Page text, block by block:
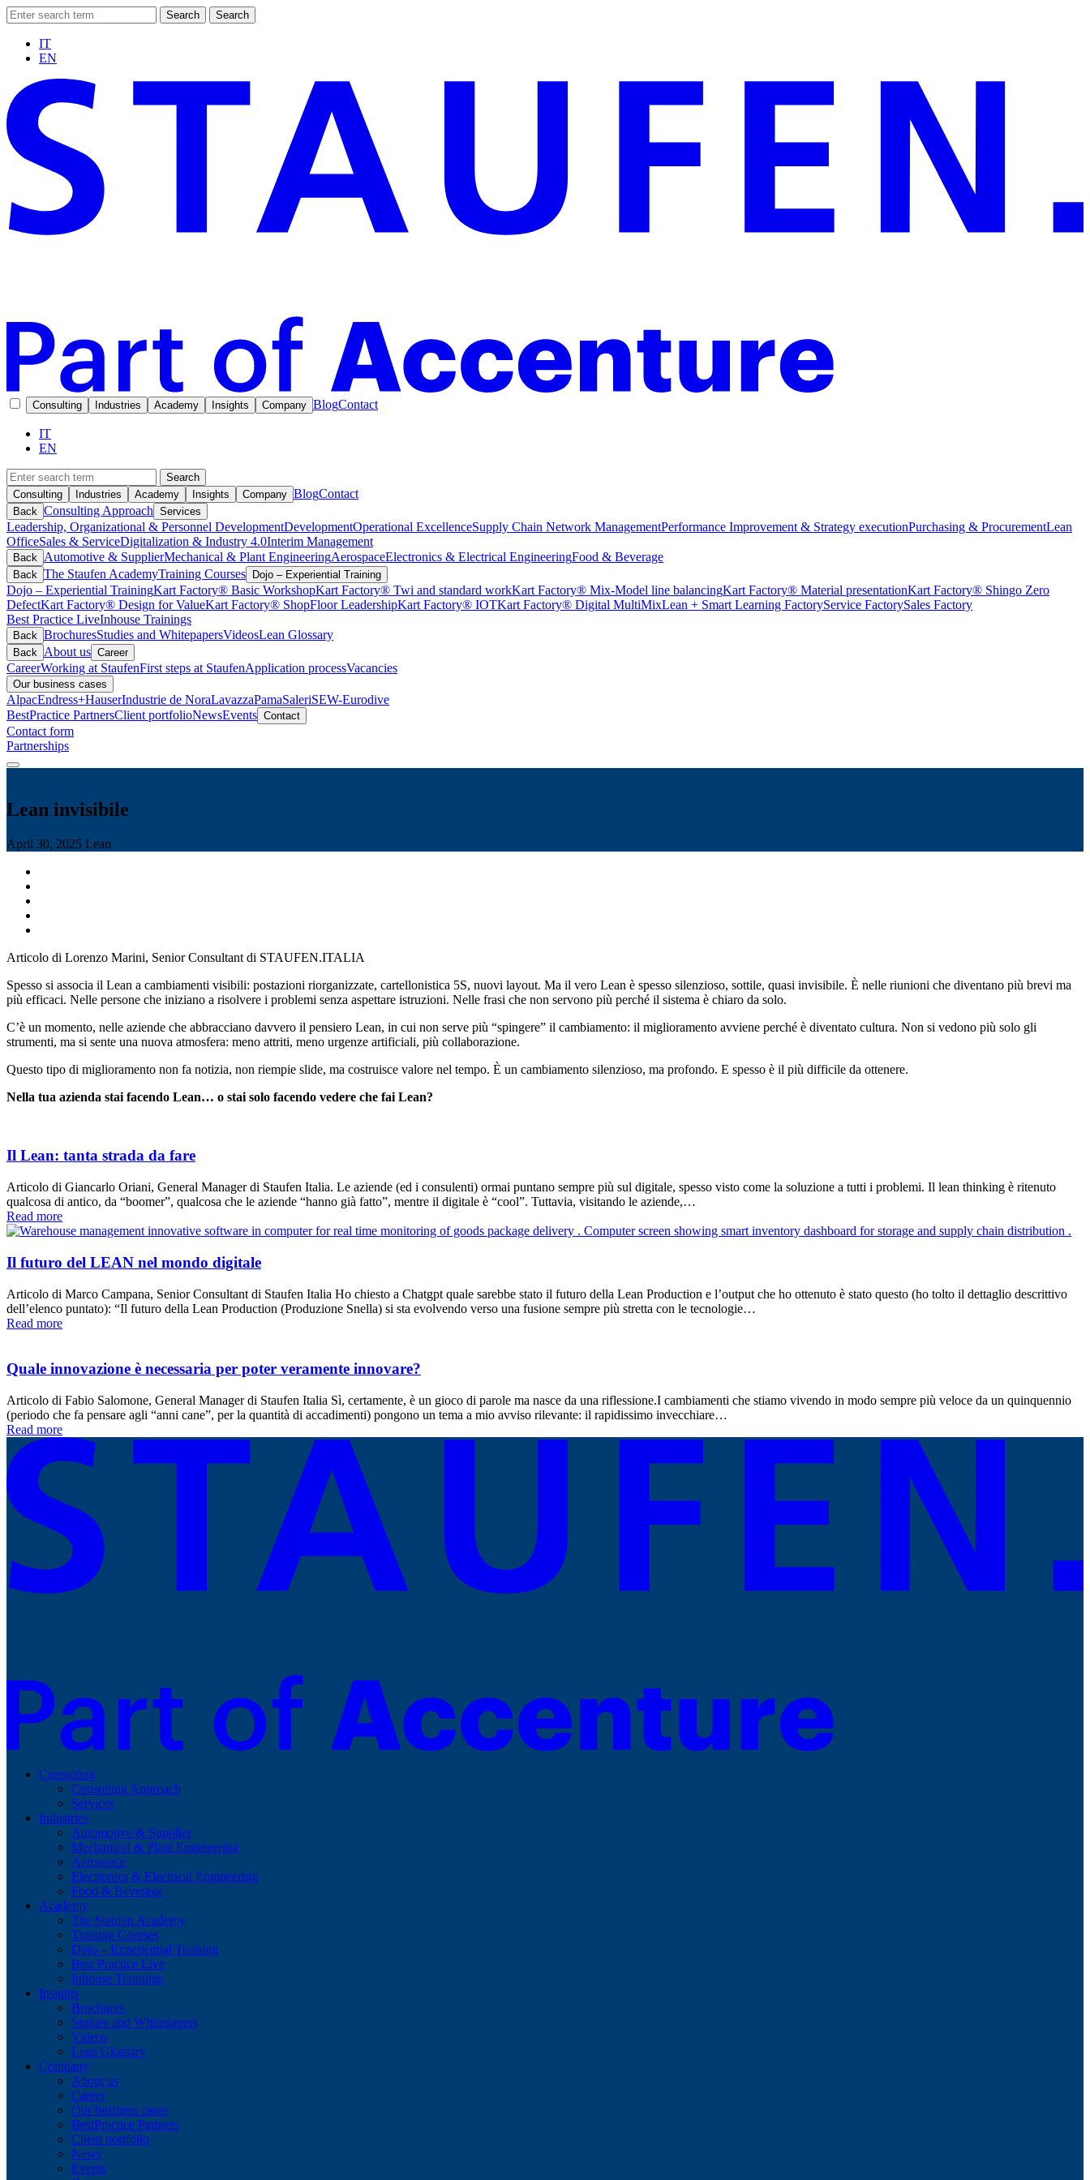
Search Search
IT
EN
Consulting Industries Academy Insights Company BlogContact
IT
EN
Search
Consulting
Industries Academy Insights Company BlogContact
Back Consulting Approach Services
Leadership, Organizational & Personnel DevelopmentDevelopmentOperational ExcellenceSupply Chain Network ManagementPerformance Improvement & Strategy executionPurchasing & ProcurementLean
OfficeSales & ServiceDigitalization & Industry 4.0Interim Management
Back Automotive & SupplierMechanical & Plant EngineeringAerospaceElectronics & Electrical EngineeringFood & Beverage
Back The Staufen AcademyTraining Courses Dojo – Experiential Training
Dojo – Experiential TrainingKart Factory® Basic WorkshopKart Factory® Twi and standard workKart Factory® Mix-Model line balancingKart Factory® Material presentationKart Factory® Shingo Zero
DefectKart Factory® Design for ValueKart Factory® ShopFloor LeadershipKart Factory® IOTKart Factory® Digital MultiMixLean + Smart Learning FactoryService FactorySales Factory
Best Practice LiveInhouse Trainings
Back BrochuresStudies and WhitepapersVideosLean Glossary
Back About us Career
CareerWorking at StaufenFirst steps at StaufenApplication processVacancies
Our business cases
AlpacEndress+HauserIndustrie de NoraLavazzaPamaSaleriSEW-Eurodive
BestPractice PartnersClient portfolioNewsEvents Contact
Contact form
Partnerships
Lean invisibile
April 30, 2025 Lean
Articolo di Lorenzo Marini, Senior Consultant di STAUFEN.ITALIA
Spesso si associa il Lean a cambiamenti visibili: postazioni riorganizzate, cartellonistica 5S, nuovi layout. Ma il vero Lean è spesso silenzioso, sottile, quasi invisibile. È nelle riunioni che diventano più brevi ma
più efficaci. Nelle persone che iniziano a risolvere i problemi senza aspettare istruzioni. Nelle frasi che non servono più perché il sistema è chiaro da solo.
C’è un momento, nelle aziende che abbracciano davvero il pensiero Lean, in cui non serve più “spingere” il cambiamento: il miglioramento avviene perché è diventato cultura. Non si vedono più solo gli
strumenti, ma si sente una nuova atmosfera: meno attriti, meno urgenze artificiali, più collaborazione.
Questo tipo di miglioramento non fa notizia, non riempie slide, ma costruisce valore nel tempo. È un cambiamento silenzioso, ma profondo. E spesso è il più difficile da ottenere.
Nella tua azienda stai facendo Lean… o stai solo facendo vedere che fai Lean?
Il Lean: tanta strada da fare
Articolo di Giancarlo Oriani, General Manager di Staufen Italia. Le aziende (ed i consulenti) ormai puntano sempre più sul digitale, spesso visto come la soluzione a tutti i problemi. Il lean thinking è ritenuto
qualcosa di antico, da “boomer”, qualcosa che le aziende “hanno già fatto”, mentre il digitale è “cool”. Tuttavia, visitando le aziende,…
Read more
Il futuro del LEAN nel mondo digitale
Articolo di Marco Campana, Senior Consultant di Staufen Italia Ho chiesto a Chatgpt quale sarebbe stato il futuro della Lean Production e l’output che ho ottenuto è stato questo (ho tolto il dettaglio descrittivo
dell’elenco puntato): “Il futuro della Lean Production (Produzione Snella) si sta evolvendo verso una fusione sempre più stretta con le tecnologie…
Read more
Quale innovazione è necessaria per poter veramente innovare?
Articolo di Fabio Salomone, General Manager di Staufen Italia Sì, certamente, è un gioco di parole ma nasce da una riflessione.I cambiamenti che stiamo vivendo in modo sempre più veloce da un quinquennio
(periodo che fa pensare agli “anni cane”, per la quantità di accadimenti) pongono un tema a mio avviso rilevante: il rapidissimo invecchiare…
Read more
Consulting
Consulting Approach
Services
Industries
Automotive & Supplier
Mechanical & Plant Engineering
Aerospace
Electronics & Electrical Engineering
Food & Beverage
Academy
The Staufen Academy
Training Courses
Dojo – Experiential Training
Best Practice Live
Inhouse Trainings
Insights
Brochures
Studies and Whitepapers
Videos
Lean Glossary
Company
About us
Career
Our business cases
BestPractice Partners
Client portfolio
News
Events